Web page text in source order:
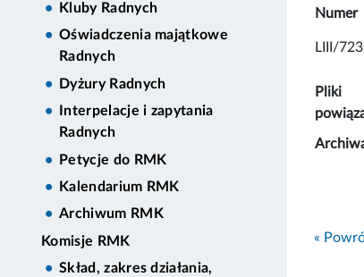
Kluby Radnych
Oświadczenia majątkowe
Radnych
Dyżury Radnych
Interpelacje i zapytania
Radnych
Petycje do RMK
Kalendarium RMK
Archiwum RMK
Komisje RMK
Skład, zakres działania,
Numer
LIII/
Pliki
«